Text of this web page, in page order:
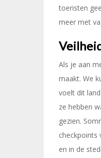
toeristen
meer met
Als je aan
maakt. We
voelt dit
ze hebben
gezien.
checkpoints
en in de